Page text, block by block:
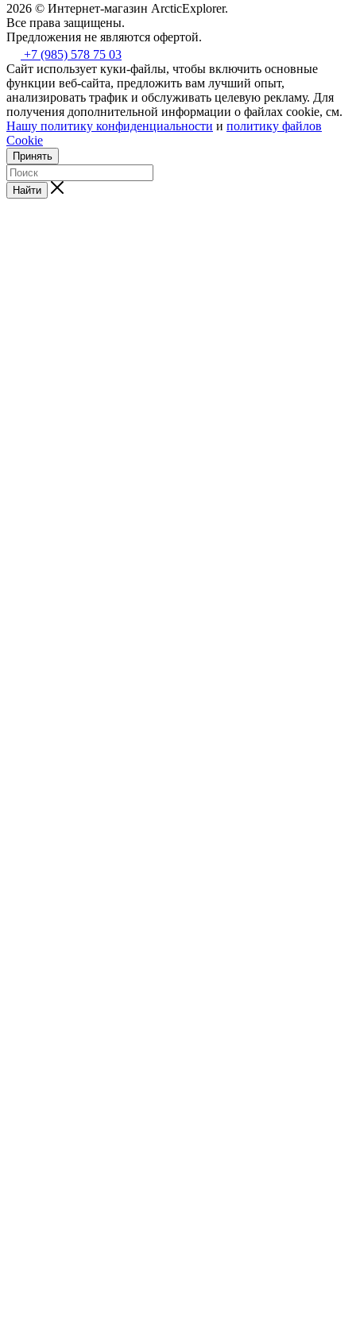
2026 © Интернет-магазин АrcticExplorer.
Все права защищены.
Предложения не являются офертой.
+7 (985) 578 75 03
Сайт использует куки-файлы, чтобы включить основные
функции веб-сайта, предложить вам лучший опыт,
анализировать трафик и обслуживать целевую рекламу. Для
получения дополнительной информации о файлах cookie, см.
Нашу политику конфиденциальности и политику файлов
Cookie
Принять
Найти